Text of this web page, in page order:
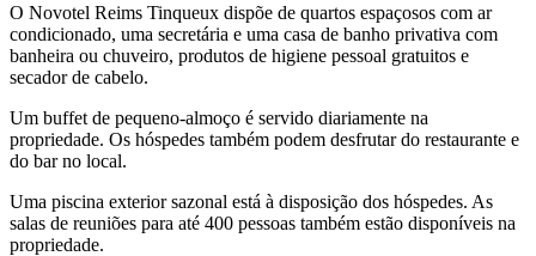
O Novotel Reims Tinqueux dispõe de quartos espaçosos com ar
condicionado, uma secretária e uma casa de banho privativa com
banheira ou chuveiro, produtos de higiene pessoal gratuitos e
secador de cabelo.
Um buffet de pequeno-almoço é servido diariamente na
propriedade. Os hóspedes também podem desfrutar do restaurante e
do bar no local.
Uma piscina exterior sazonal está à disposição dos hóspedes. As
salas de reuniões para até 400 pessoas também estão disponíveis na
propriedade.